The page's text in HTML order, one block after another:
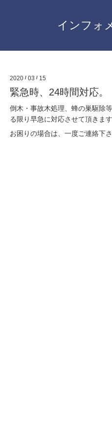
インフォ
2020 / 03 / 15
緊急時、24時間対応。
倒木・事故木処理、蜂の巣駆除
る限り早急に対応させて頂きます
お困りの場合は、一度ご連絡下さ